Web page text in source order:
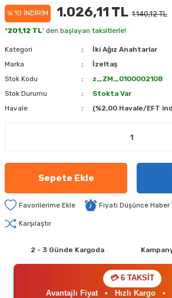
% 10 İNDİRİM 1.026,11 TL 1.140,12 TL
*201,12 TL' den başlayan taksitlerle!
Kategori
İki Ağız Anahtarlar
Marka
İzeltaş
Stok Kodu
z_ZM_0100002108
Stok Durumu
Stokta Var
Havale
(%2,00 Havale/EFT
Sepete Ekle
Fiyatı Düşünce Haber
Karşılaştır
2 - 3 Günde Kargoda
💳 6 TAKSİT
Avantajlı Fiyat• Hızlı Kargo•